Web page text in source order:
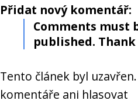
Přidat nový komentář:
Comments must
published. Thank
Tento článek byl
komentáře ani hlasovat